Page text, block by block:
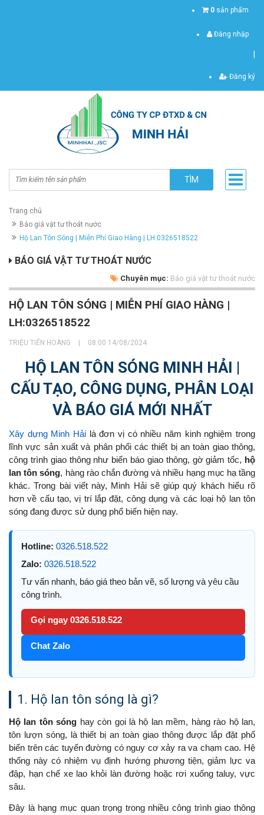
0 sản phẩm
Đăng nhập
Đăng ký
TÌM
Trang chủ
Báo giá vật tư thoát nước
Hộ Lan Tôn Sóng | Miễn Phí Giao Hàng | LH:0326518522
BÁO GIÁ VẬT TƯ THOÁT NƯỚC
Chuyên mục: Báo giá vật tư thoát nước
HỘ LAN TÔN SÓNG | MIỄN PHÍ GIAO HÀNG |
LH:0326518522
TRIỆU TIẾN HOÀNG 08:00 14/08/2024
HỘ LAN TÔN SÓNG MINH HẢI |
CẤU TẠO, CÔNG DỤNG, PHÂN LOẠI
VÀ BÁO GIÁ MỚI NHẤT
Xây dựng Minh Hải là đơn vị có nhiều năm kinh nghiệm trong
lĩnh vực sản xuất và phân phối các thiết bị an toàn giao thông,
công trình giao thông như biển báo giao thông, gờ giảm tốc, hộ
lan tôn sóng, hàng rào chắn đường và nhiều hạng mục hạ tầng
khác. Trong bài viết này, Minh Hải sẽ giúp quý khách hiểu rõ
hơn về cấu tạo, vị trí lắp đặt, công dụng và các loại hộ lan tôn
sóng đang được sử dụng phổ biến hiện nay.
Hotline: 0326.518.522
Zalo: 0326.518.522
Tư vấn nhanh, báo giá theo bản vẽ, số lượng và yêu cầu
công trình.
Gọi ngay 0326.518.522
Chat Zalo
1. Hộ lan tôn sóng là gì?
Hộ lan tôn sóng hay còn gọi là hộ lan mềm, hàng rào hộ lan,
tôn lượn sóng, là thiết bị an toàn giao thông được lắp đặt phổ
biến trên các tuyến đường có nguy cơ xảy ra va chạm cao. Hệ
thống này có nhiệm vụ định hướng phương tiện, giảm lực va
đập, hạn chế xe lao khỏi làn đường hoặc rơi xuống taluy, vực
sâu.
Đây là hạng mục quan trọng trong nhiều công trình giao thông